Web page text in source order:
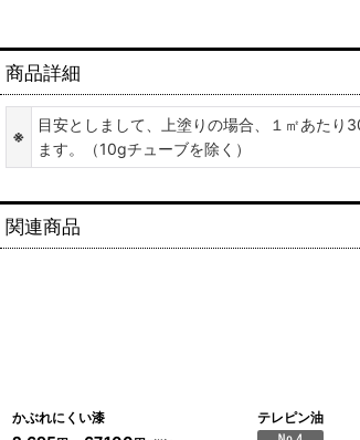
商品詳細
※
目安としまして、上塗りの場合、１㎡あたり
ます。（10gチューブを除く）
関連商品
かぶれにくい漆 テレピン油